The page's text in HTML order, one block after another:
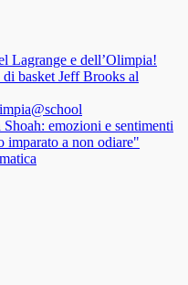
Lagrange e dell’Olimpia!
basket Jeff Brooks al
emozioni e sentimenti
imparato a non odiare"